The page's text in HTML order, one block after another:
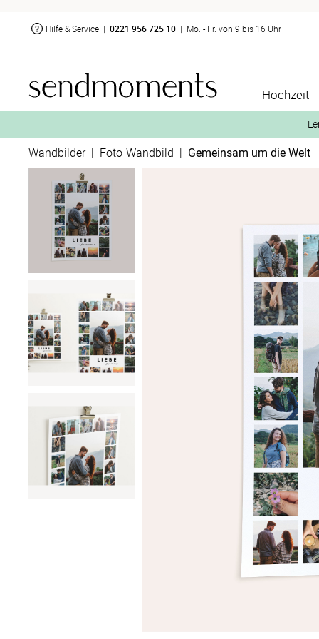
Hilfe & Service | 0221 956 725 10 | Mo. - Fr. von 9 bis 16 Uhr
Hochzeit
Wandbilder | Foto-Wandbild | Gemeinsam um die Welt